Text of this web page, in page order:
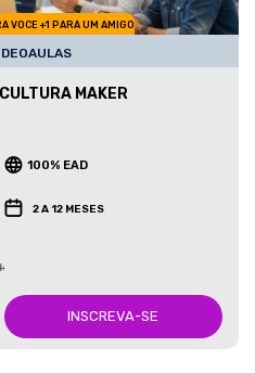
VOCE +1 PARA UM AMIGO
MAKER
100% EAD
2 A 12 MESES
INSCREVA-SE